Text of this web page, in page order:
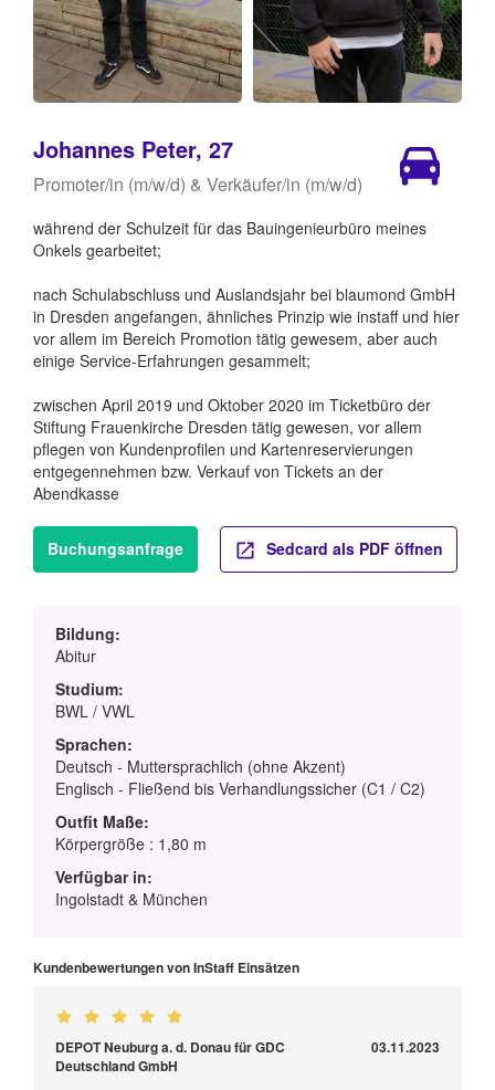
Johannes Peter, 27
Promoter/in (m/w/d) & Verkäufer/in (m/w/d)
während der Schulzeit für das Bauingenieurbüro meines
Onkels gearbeitet;
nach Schulabschluss und Auslandsjahr bei blaumond GmbH
in Dresden angefangen, ähnliches Prinzip wie instaff und hier
vor allem im Bereich Promotion tätig gewesem, aber auch
einige Service-Erfahrungen gesammelt;
zwischen April 2019 und Oktober 2020 im Ticketbüro der
Stiftung Frauenkirche Dresden tätig gewesen, vor allem
pflegen von Kundenprofilen und Kartenreservierungen
entgegennehmen bzw. Verkauf von Tickets an der
Abendkasse
Buchungsanfrage Sedcard als PDF öffnen
Bildung:
Abitur
Studium:
BWL / VWL
Sprachen:
Deutsch - Muttersprachlich (ohne Akzent)
Englisch - Fließend bis Verhandlungssicher (C1 / C2)
Outfit Maße:
Körpergröße : 1,80 m
Verfügbar in:
Ingolstadt & München
Kundenbewertungen von InStaff Einsätzen
DEPOT Neuburg a. d. Donau für GDC
Deutschland GmbH
03.11.2023